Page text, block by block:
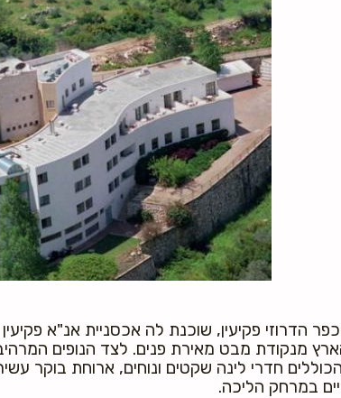
הדרוזי פקיעין, שוכנת לה אכסניית אנ"א
מנקודת מבט מאירת פנים. לצד הנופים
חדרי לינה שקטים ונוחים, ארוחת בוקר
במרחק הליכה.